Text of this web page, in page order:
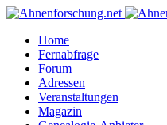
Home
Fernabfrage
Forum
Adressen
Veranstaltungen
Magazin